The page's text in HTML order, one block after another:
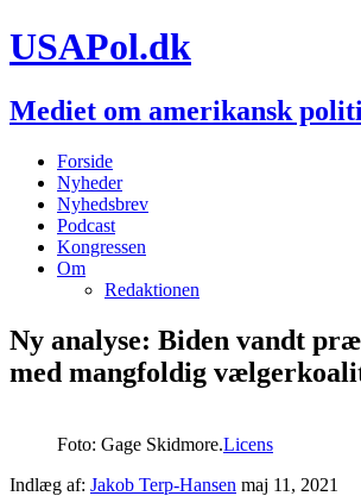
USAPol.dk
Mediet om amerikansk
Forside
Nyheder
Nyhedsbrev
Podcast
Kongressen
Om
Redaktionen
Ny analyse: Biden vandt
med mangfoldig
Foto: Gage Skidmore.Licens
Indlæg af: Jakob Terp-Hansen maj 11, 2021